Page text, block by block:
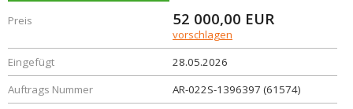
Preis 52 000,00 EUR
vorschlagen
Eingefügt
28.05.2026
Auftrags Nummer
AR-022S-1396397 (61574)